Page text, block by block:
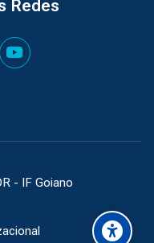
Redes
- IF Goiano